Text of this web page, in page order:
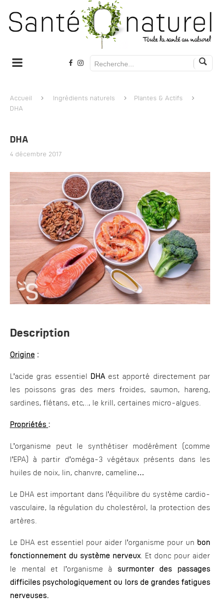
Accueil Ingrédients naturels
Plantes & Actifs
DHA
DHA
4 décembre 2017
Description
Origine :
L’acide gras essentiel DHA est apporté directement par
les poissons gras des mers froides, saumon, hareng,
sardines, flétans, etc,.., le krill, certaines micro-algues.
Propriétés :
L’organisme peut le synthétiser modérément (comme
l’EPA) à partir d’oméga-3 végétaux présents dans les
huiles de noix, lin, chanvre, cameline…
Le DHA est important dans l’équilibre du système cardio-
vasculaire, la régulation du cholestérol, la protection des
artères.
Le DHA est essentiel pour aider l’organisme pour un bon
fonctionnement du système nerveux. Et donc pour aider
le mental et l’organisme à surmonter des passages
difficiles psychologiquement ou lors de grandes fatigues
nerveuses.